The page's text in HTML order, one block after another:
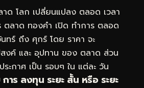
าด โลก เปลี่ยนแปลง ตลอด เวลา
ตลาด ทองคำ เปิด ทำการ ตลอด
ทร์ ถึง ศุกร์ โดย ราคา จะ
งค์ และ อุปทาน ของ ตลาด ส่วน
ระกาศ เป็น รอบๆ ใน แต่ละ วัน
าร ลงทุน ระยะ สั้น หรือ ระยะ